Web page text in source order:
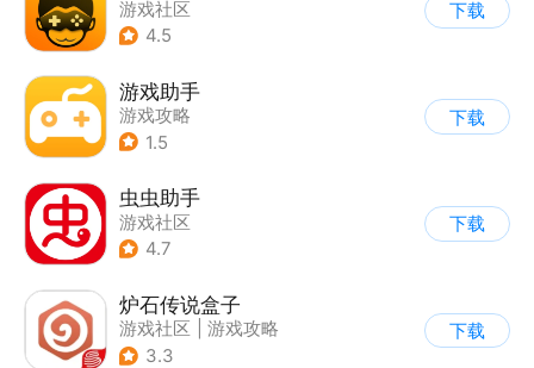
游戏社区
4.5
下载
游戏助手
游戏攻略
1.5
下载
虫虫助手
游戏社区
4.7
下载
炉石传说盒子
游戏社区
游戏攻略
3.3
下载